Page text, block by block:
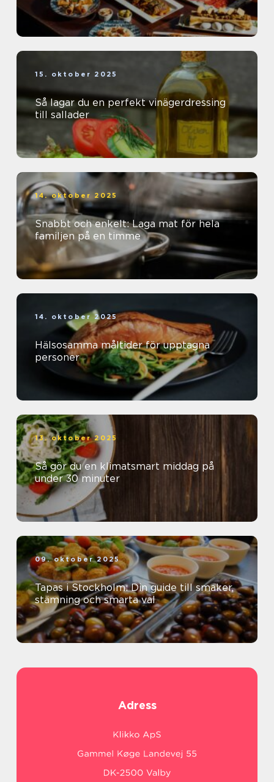
15. oktober 2025
Så lagar du en perfekt vinägerdressing
till sallader
14. oktober 2025
Snabbt och enkelt: Laga mat för hela
familjen på en timme
14. oktober 2025
Hälsosamma måltider för upptagna
personer
13. oktober 2025
Så gör du en klimatsmart middag på
under 30 minuter
09. oktober 2025
Tapas i Stockholm: Din guide till smaker,
stämning och smarta val
Adress